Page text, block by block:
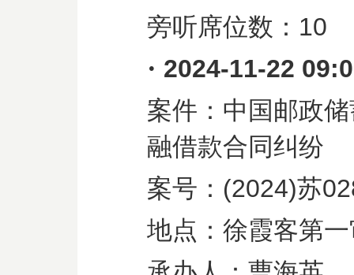
旁听席位数： 10
· 2024-11-22
案件：中国邮政
融借款合同纠纷
案号： (2024)苏
地点：徐霞客第